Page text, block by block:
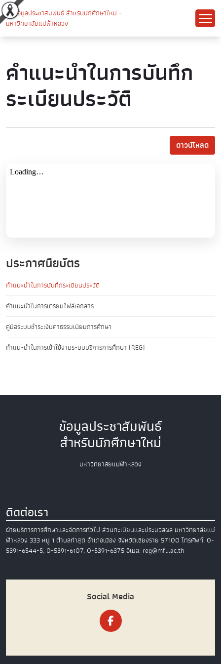
คำแนะนำในการบันทึก
ระเบียนประวัติ
ดาวน์โหลด
ประกาศนียบัตร
คำแนะนำในการบันทึกระเบียนประวัติ
คำแนะนำในการเตรียมไฟล์เอกสาร
คู่มือระบบชำระเงินค่าธรรมเนียมการศึกษา
คำแนะนำในการเข้าใช้งานระบบบริการการศึกษา (REG)
ข้อมูลประชาสัมพันธ์
สำหรับนักศึกษาใหม่
มหาวิทยาลัยแม่ฟ้าหลวง
ติดต่อเรา
ฝ่ายบริการการศึกษาและจัดการทั่วไป ส่วนทะเบียนและประมวลผล มหาวิทยาลัยแม่
ฟ้าหลวง 333 หมู่ 1 ตำบลท่าสุด อำเภอเมือง จังหวัดเชียงราย 57100 โทรศัพท์. 0-
5391-6544-5, 0-5391-6107, 0-5391-6375อีเมล: reg@mfu.ac.th
Social Media